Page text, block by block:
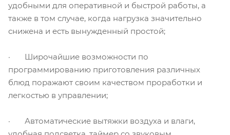
удобными для оперативной и быстрой работы, а
также в том случае, когда нагрузка значительно
снижена и есть вынужденный простой;
· Широчайшие возможности по
программированию приготовления различных
блюд поражают своим качеством проработки и
легкостью в управлении;
· Автоматические вытяжки воздуха и влаги,